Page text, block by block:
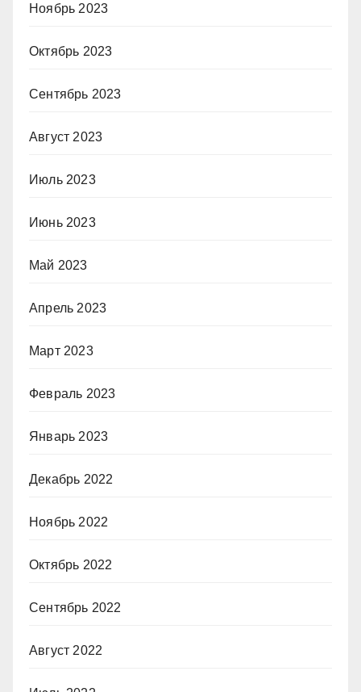
Ноябрь 2023
Октябрь 2023
Сентябрь 2023
Август 2023
Июль 2023
Июнь 2023
Май 2023
Апрель 2023
Март 2023
Февраль 2023
Январь 2023
Декабрь 2022
Ноябрь 2022
Октябрь 2022
Сентябрь 2022
Август 2022